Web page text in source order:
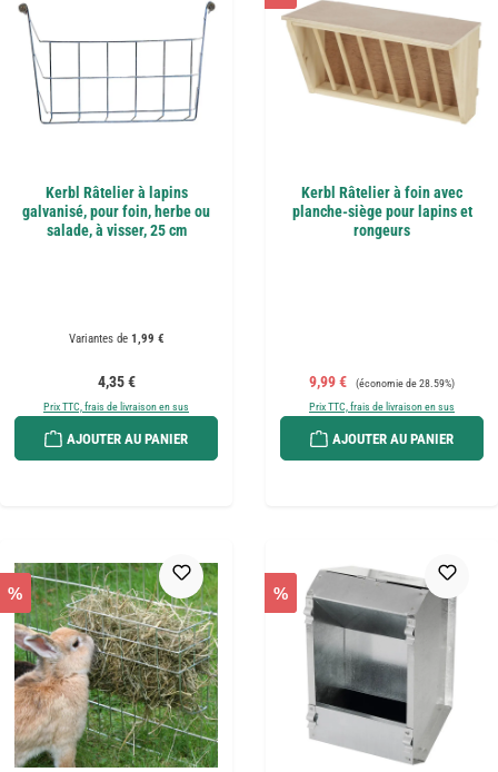
Kerbl Râtelier à lapins
galvanisé, pour foin, herbe ou
salade, à visser, 25 cm
Variantes de1,99 €
Prix régulier :
4,35 €
Prix TTC, frais de livraison en sus
AJOUTER AU PANIER
Kerbl Râtelier à foin avec
planche-siège pour lapins et
rongeurs
Prix de vente :
9,99 € Prix régulier :
(économie de 28.59%)
Prix TTC, frais de livraison en sus
AJOUTER AU PANIER
% %